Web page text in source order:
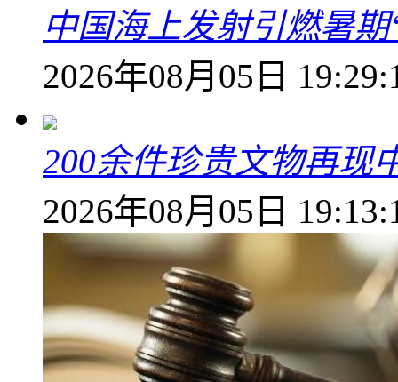
中国海上发射引燃暑
2026年08月05日
200余件珍贵文物再现
2026年08月05日